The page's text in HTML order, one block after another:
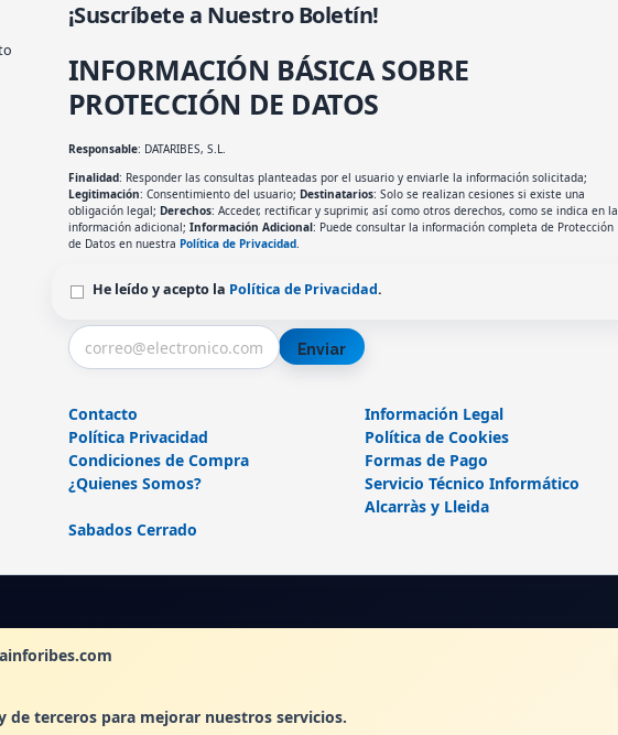
de terceros para mejorar nuestros servicios.
¡Suscríbete a Nuestro Boletín!
INFORMACIÓN BÁSICA SOBRE
PROTECCIÓN DE DATOS
Responsable: DATARIBES, S.L.
Finalidad: Responder las consultas planteadas por el usuario y enviarle la información solicitada;
Legitimación: Consentimiento del usuario; Destinatarios: Solo se realizan cesiones si existe una
obligación legal; Derechos: Acceder, rectificar y suprimir, así como otros derechos, como se indica en la
información adicional; Información Adicional: Puede consultar la información completa de Protección
de Datos en nuestra Política de Privacidad.
He leído y acepto la Política de Privacidad.
Enviar
Contacto
Información Legal
Política Privacidad
Política de Cookies
Condiciones de Compra
Formas de Pago
¿Quienes Somos?
Servicio Técnico Informático
Alcarràs y Lleida
Sabados Cerrado
, , , , España. - C.I.F.: B25362799 - Tfno: